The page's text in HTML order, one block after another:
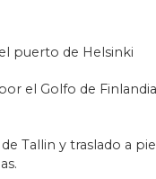
incluyendo los
Vieja.
célebre por
cómo
urbano de Tallin y
puerto de Helsinki
el Golfo de
Tallin y traslado a